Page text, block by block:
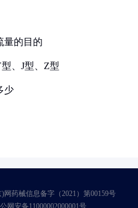
量的目的
、J型、Z型
少
药械信息备字（2021）第00159号
网安备11000002000001号